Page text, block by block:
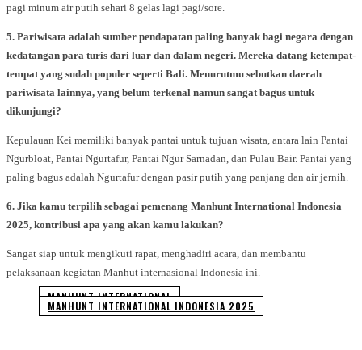
pagi minum air putih sehari 8 gelas lagi pagi/sore.
5. Pariwisata adalah sumber pendapatan paling banyak bagi negara dengan
kedatangan para turis dari luar dan dalam negeri. Mereka datang ketempat-
tempat yang sudah populer seperti Bali. Menurutmu sebutkan daerah
pariwisata lainnya, yang belum terkenal namun sangat bagus untuk
dikunjungi?
Kepulauan Kei memiliki banyak pantai untuk tujuan wisata, antara lain Pantai
Ngurbloat, Pantai Ngurtafur, Pantai Ngur Sarnadan, dan Pulau Bair. Pantai yang
paling bagus adalah Ngurtafur dengan pasir putih yang panjang dan air jernih.
6. Jika kamu terpilih sebagai pemenang Manhunt International Indonesia
2025, kontribusi apa yang akan kamu lakukan?
Sangat siap untuk mengikuti rapat, menghadiri acara, dan membantu
pelaksanaan kegiatan Manhut internasional Indonesia ini.
MANHUNT INTERNATIONAL
MANHUNT INTERNATIONAL INDONESIA 2025